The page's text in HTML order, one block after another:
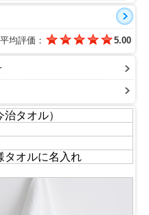
っては最高のタオルな
うとしているホテル仕様
いてガッカリされると思い
て柔らかいボリュームの
てしまいました。
はお風呂上がりの皆様を
ホテル仕様のゴージャ
様に喜んでいただきたく
均評価： 5.00
タオル）
タオルに名入れ